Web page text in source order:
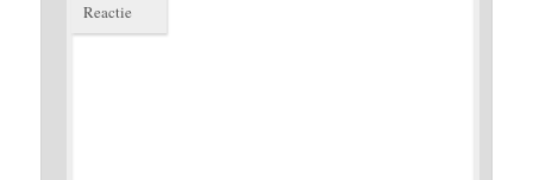
Reactie